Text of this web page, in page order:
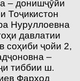
– донишҷӯйи
Тоҷикистон
Нуруллоевна
давлатии
соҳиби ҷойи 2,
–
тиббии ш.
Фарҳод